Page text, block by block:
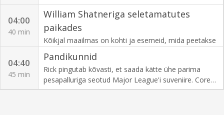
litograafiale Pablo Picassost. Seejärel on Rick valmis
uut tehingut tegema, kui müüja toob Franklin
Roosevelti "Lõkkejuttude" salvestused.
04:00
40 min
William Shatneriga seletamatutes
paikades
Kõikjal maailmas on kohti ja esemeid, mida peetakse
neetuks. Kas needused on pelgalt liigse kujutlusvõime
tulemus või on võimalik, et needused on reaalsed ja
mängus on tumedad jõud, mis ei allu seletusele?
04:40
45 min
Pandikunnid
Rick pingutab kõvasti, et saada kätte ühe parima
pesapalluriga seotud Major League'i suveniire. Corey
ja Chum lähevad lõpuni, et tuvastada Boyz II Meni